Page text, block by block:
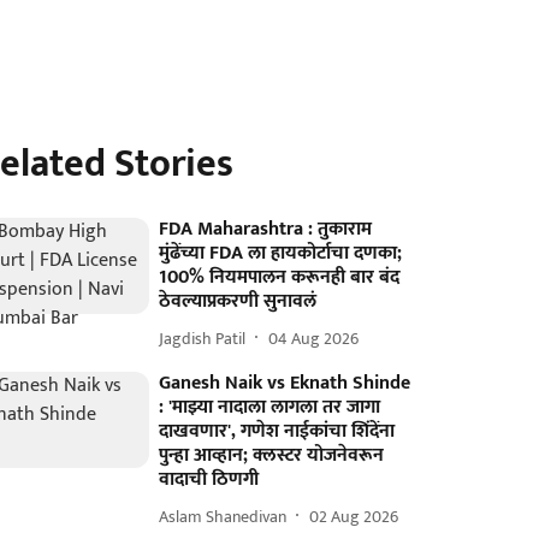
Stories
FDA Maharashtra : तुकाराम
मुंढेंच्या FDA ला हायकोर्टाचा दणका;
100% नियमपालन करूनही बार बंद
ठेवल्याप्रकरणी सुनावलं
Jagdish Patil 04 Aug 2026
Ganesh Naik vs Eknath Shinde
: 'माझ्या नादाला लागला तर जागा
दाखवणार', गणेश नाईकांचा शिंदेंना
पुन्हा आव्हान; क्लस्टर योजनेवरून
वादाची ठिणगी
Aslam Shanedivan 02 Aug 2026